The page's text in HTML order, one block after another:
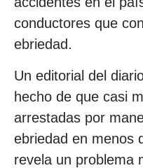
conductores que
ebriedad.
Un editorial del
hecho de que casi
arrestadas por
ebriedad en menos
revela un problema